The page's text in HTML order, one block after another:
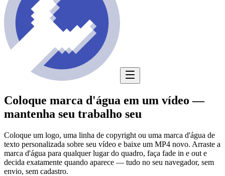
Coloque marca d'água em um vídeo —
mantenha seu trabalho seu
Coloque um logo, uma linha de copyright ou uma marca d'água de
texto personalizada sobre seu vídeo e baixe um MP4 novo. Arraste a
marca d'água para qualquer lugar do quadro, faça fade in e out e
decida exatamente quando aparece — tudo no seu navegador, sem
envio, sem cadastro.